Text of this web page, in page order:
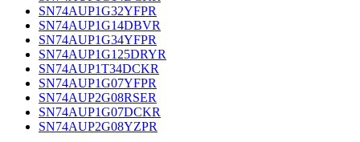
SN74AUP1G32YFPR
SN74AUP1G14DBVR
SN74AUP1G34YFPR
SN74AUP1G125DRYR
SN74AUP1T34DCKR
SN74AUP1G07YFPR
SN74AUP2G08RSER
SN74AUP1G07DCKR
SN74AUP2G08YZPR